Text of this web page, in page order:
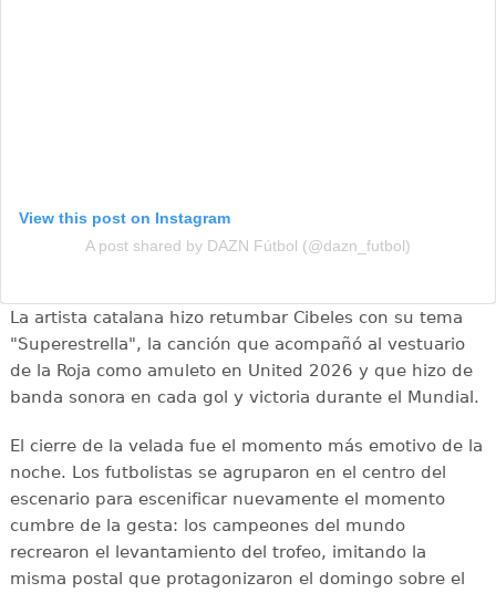
View this post on Instagram
A post shared by DAZN Fútbol (@dazn_futbol)
La artista catalana hizo retumbar Cibeles con su tema
"Superestrella", la canción que acompañó al vestuario
de la Roja como amuleto en United 2026 y que hizo de
banda sonora en cada gol y victoria durante el Mundial.
El cierre de la velada fue el momento más emotivo de la
noche. Los futbolistas se agruparon en el centro del
escenario para escenificar nuevamente el momento
cumbre de la gesta: los campeones del mundo
recrearon el levantamiento del trofeo, imitando la
misma postal que protagonizaron el domingo sobre el